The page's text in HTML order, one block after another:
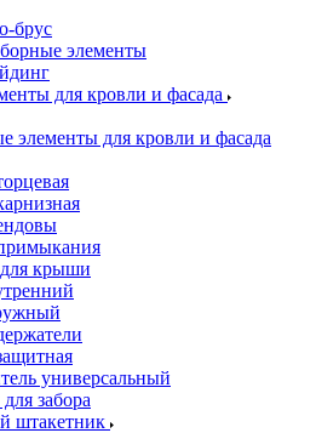
брус
элементы
для кровли и фасада
элементы для кровли и фасада
крыши
универсальный
забора
штакетник